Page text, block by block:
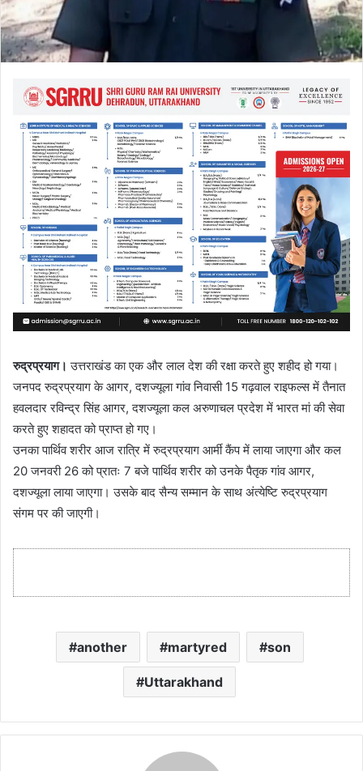
रुद्रप्रयाग। उत्तराखंड का एक और लाल देश की रक्षा करते हुए शहीद हो गया।
जनपद रुद्रप्रयाग के आगर, दशज्यूला गांव निवासी 15 गढ़वाल राइफल्स में तैनात
हवलदार रविन्द्र सिंह आगर, दशज्यूला कल अरुणाचल प्रदेश में भारत मां की सेवा
करते हुए शहादत को प्राप्त हो गए।
उनका पार्थिव शरीर आज रात्रि में रुद्रप्रयाग आर्मी कैंप में लाया जाएगा और कल
20 जनवरी 26 को प्रातः 7 बजे पार्थिव शरीर को उनके पैतृक गांव आगर,
दशज्यूला लाया जाएगा। उसके बाद सैन्य सम्मान के साथ अंत्येष्टि रुद्रप्रयाग
संगम पर की जाएगी।
another martyred son
Uttarakhand